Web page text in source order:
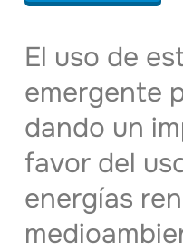
El uso de
emergente
dando un
favor del
energías